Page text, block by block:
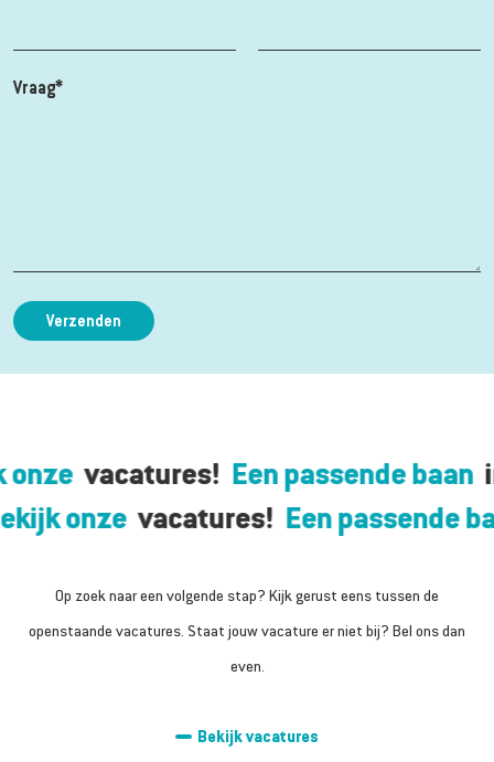
Vraag*
onze vacatures! Een passende baan
onze vacatures! Een passende
Op zoek naar een volgende stap? Kijk gerust eens tussen de
openstaande vacatures. Staat jouw vacature er niet bij? Bel ons dan
even.
Bekijk vacatures